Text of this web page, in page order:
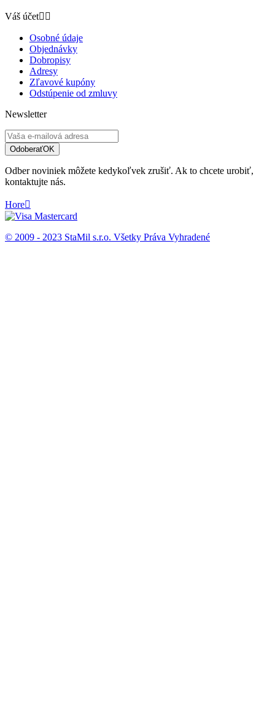
Váš účet 
Osobné údaje
Objednávky
Dobropisy
Adresy
Zľavové kupóny
Odstúpenie od zmluvy
Newsletter
OdoberaťOK
Odber noviniek môžete kedykoľvek zrušiť. Ak to chcete urobiť,
kontaktujte nás.
Hore
© 2009 - 2023 StaMil s.r.o. Všetky Práva Vyhradené